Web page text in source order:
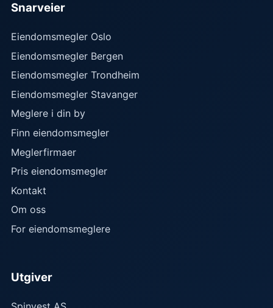
Snarveier
Eiendomsmegler Oslo
Eiendomsmegler Bergen
Eiendomsmegler Trondheim
Eiendomsmegler Stavanger
Meglere i din by
Finn eiendomsmegler
Meglerfirmaer
Pris eiendomsmegler
Kontakt
Om oss
For eiendomsmeglere
Utgiver